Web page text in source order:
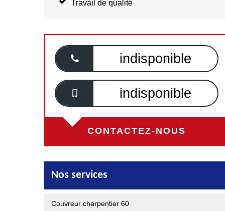
Travail de qualité
indisponible
indisponible
CONTACTEZ-NOUS
Nos services
Couvreur charpentier 60